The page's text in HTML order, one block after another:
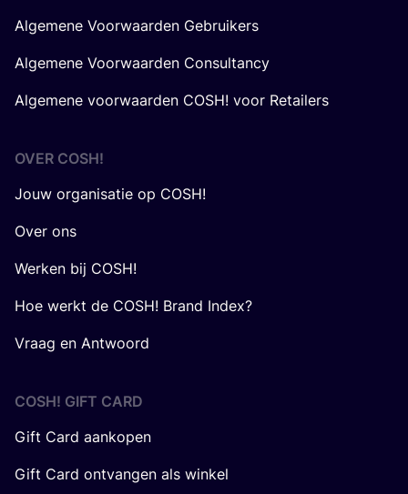
Algemene Voorwaarden Gebruikers
Algemene Voorwaarden Consultancy
Algemene voorwaarden COSH! voor Retailers
OVER COSH!
Jouw organisatie op COSH!
Over ons
Werken bij COSH!
Hoe werkt de COSH! Brand Index?
Vraag en Antwoord
COSH! GIFT CARD
Gift Card aankopen
Gift Card ontvangen als winkel